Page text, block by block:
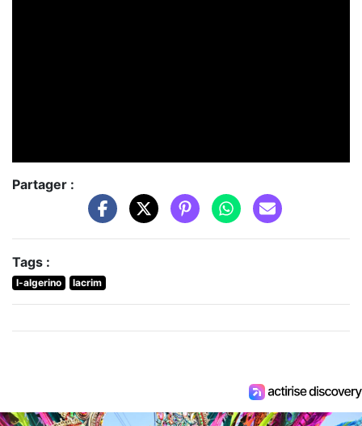
Partager :
Tags :
l-algerino lacrim